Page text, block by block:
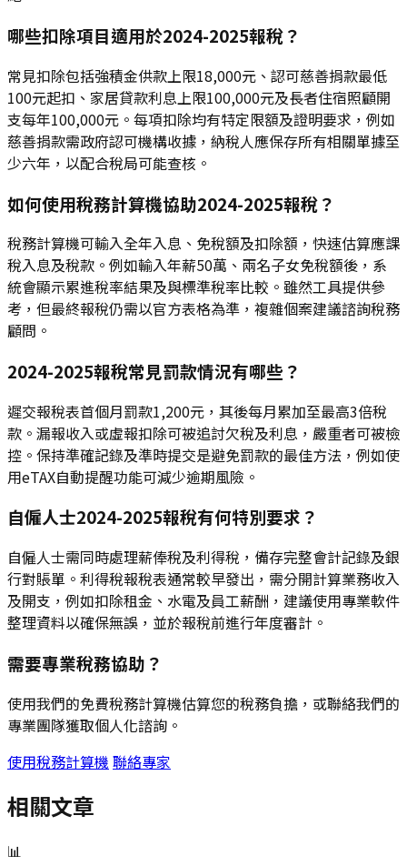
哪些扣除項目適用於2024-2025報稅？
常見扣除包括強積金供款上限18,000元、認可慈善捐款最低
100元起扣、家居貸款利息上限100,000元及長者住宿照顧開
支每年100,000元。每項扣除均有特定限額及證明要求，例如
慈善捐款需政府認可機構收據，納稅人應保存所有相關單據至
少六年，以配合稅局可能查核。
如何使用稅務計算機協助2024-2025報稅？
稅務計算機可輸入全年入息、免稅額及扣除額，快速估算應課
稅入息及稅款。例如輸入年薪50萬、兩名子女免稅額後，系
統會顯示累進稅率結果及與標準稅率比較。雖然工具提供參
考，但最終報稅仍需以官方表格為準，複雜個案建議諮詢稅務
顧問。
2024-2025報稅常見罰款情況有哪些？
遲交報稅表首個月罰款1,200元，其後每月累加至最高3倍稅
款。漏報收入或虛報扣除可被追討欠稅及利息，嚴重者可被檢
控。保持準確記錄及準時提交是避免罰款的最佳方法，例如使
用eTAX自動提醒功能可減少逾期風險。
自僱人士2024-2025報稅有何特別要求？
自僱人士需同時處理薪俸稅及利得稅，備存完整會計記錄及銀
行對賬單。利得稅報稅表通常較早發出，需分開計算業務收入
及開支，例如扣除租金、水電及員工薪酬，建議使用專業軟件
整理資料以確保無誤，並於報稅前進行年度審計。
需要專業稅務協助？
使用我們的免費稅務計算機估算您的稅務負擔，或聯絡我們的
專業團隊獲取個人化諮詢。
使用稅務計算機 聯絡專家
相關文章
📊